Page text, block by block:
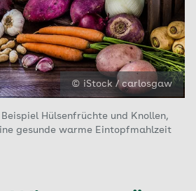
© iStock / carlosgaw
Beispiel Hülsenfrüchte und Knollen,
gesunde warme Eintopfmahlzeit